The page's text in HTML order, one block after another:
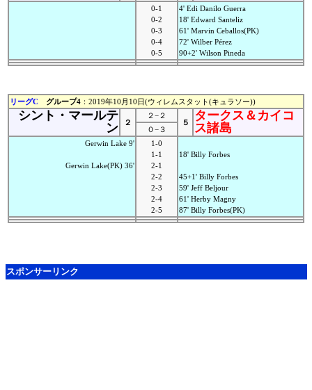
0-1
0-2
0-3
0-4
0-5
4' Edi Danilo Guerra
18' Edward Santeliz
61' Marvin Ceballos(PK)
72' Wilber Pérez
90+2' Wilson Pineda
リーグC グループ4 ：2019年10月10日(ウィレムスタット(キュラソー))
シント・マールテ
ン
２
２−２
５
タークス＆カイコ
ス諸島
０−３
Gerwin Lake 9'
Gerwin Lake(PK) 36'
1-0
1-1
2-1
2-2
2-3
2-4
2-5
18' Billy Forbes
45+1' Billy Forbes
59' Jeff Beljour
61' Herby Magny
87' Billy Forbes(PK)
スポンサーリンク